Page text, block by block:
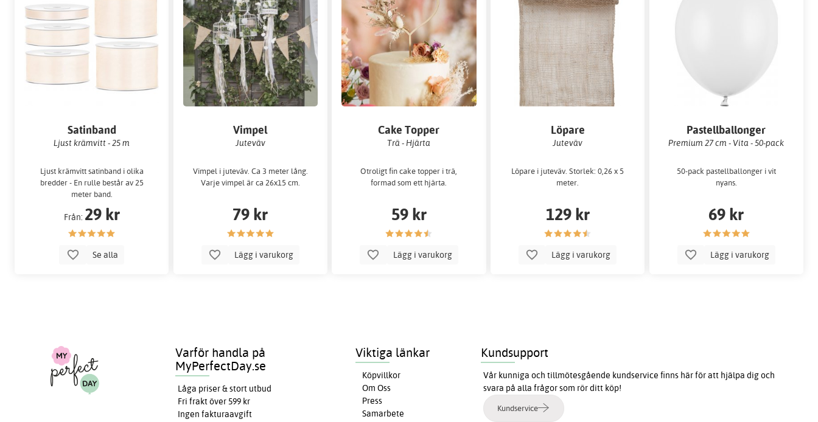
Satinband
Ljust krämvitt - 25 m
Ljust krämvitt satinband i olika
bredder - En rulle består av 25
meter band.
Från: 29 kr
Se alla
Vimpel
Juteväv
Vimpel i juteväv. Ca 3 meter lång.
Varje vimpel är ca 26x15 cm.
79 kr
Lägg i varukorg
Cake Topper
Trä - Hjärta
Otroligt fin cake topper i trä,
formad som ett hjärta.
59 kr
Lägg i varukorg
Löpare
Juteväv
Löpare i juteväv. Storlek: 0,26 x 5
meter.
129 kr
Lägg i varukorg
Pastellballonger
Premium 27 cm - Vita - 50-pack
50-pack pastellballonger i vit
nyans.
69 kr
Lägg i varukorg
Varför handla på
MyPerfectDay.se
Låga priser & stort utbud
Fri frakt över 599 kr
Ingen fakturaavgift
Viktiga länkar
Köpvillkor
Om Oss
Press
Samarbete
Kundsupport
Vår kunniga och tillmötesgående kundservice finns här för att hjälpa dig och
svara på alla frågor som rör ditt köp!
Kundservice